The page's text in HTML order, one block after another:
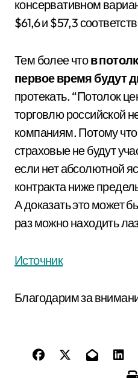
консервативном
$61,6 и $57,3
Тем более чтов
первое время будут
протекать. “Потолок
торговлю российской
компаниям. Потому
страховые не будут
если нет абсолютной
контракта ниже
А доказать это может
раз можно находить
Источник
Благодарим за